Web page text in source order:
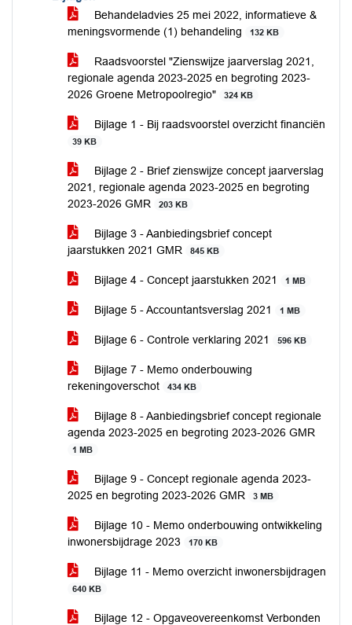
Behandeladvies 25 mei 2022, informatieve &
meningsvormende (1) behandeling
132 KB
Raadsvoorstel "Zienswijze jaarverslag 2021,
regionale agenda 2023-2025 en begroting 2023-
2026 Groene Metropoolregio"
324 KB
Bijlage 1 - Bij raadsvoorstel overzicht financiën
39 KB
Bijlage 2 - Brief zienswijze concept jaarverslag
2021, regionale agenda 2023-2025 en begroting
2023-2026 GMR
203 KB
Bijlage 3 - Aanbiedingsbrief concept
jaarstukken 2021 GMR
845 KB
Bijlage 4 - Concept jaarstukken 2021 1 MB
Bijlage 5 - Accountantsverslag 2021 1 MB
Bijlage 6 - Controle verklaring 2021 596 KB
Bijlage 7 - Memo onderbouwing
rekeningoverschot
434 KB
Bijlage 8 - Aanbiedingsbrief concept regionale
agenda 2023-2025 en begroting 2023-2026 GMR
1 MB
Bijlage 9 - Concept regionale agenda 2023-
2025 en begroting 2023-2026 GMR
3 MB
Bijlage 10 - Memo onderbouwing ontwikkeling
inwonersbijdrage 2023
170 KB
Bijlage 11 - Memo overzicht inwonersbijdragen
640 KB
Bijlage 12 - Opgaveovereenkomst Verbonden